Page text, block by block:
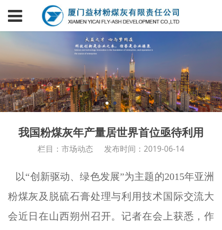
我国粉煤灰年产量居世界首位亟待利用
栏目：市场动态 发布时间：2019-06-14
以“创新驱动、绿色发展”为主题的2015年亚洲
粉煤灰及脱硫石膏处理与利用技术国际交流大
会近日在山西朔州召开。记者在会上获悉，作